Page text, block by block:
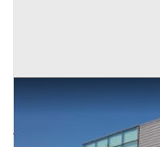
Magazzini e Locali di
45.000 € 60.000 €